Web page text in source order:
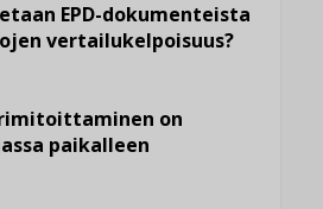
EPD-dokumenteista
vertailukelpoisuus?
on
paikalleen